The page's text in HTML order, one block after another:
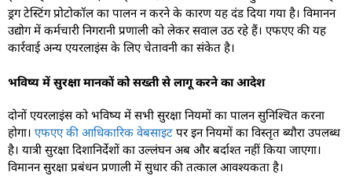
ड्रग टेस्टिंग प्रोटोकॉल का पालन न करने के कारण यह दंड दिया गया है। विमानन
उद्योग में कर्मचारी निगरानी प्रणाली को लेकर सवाल उठ रहे हैं। एफएए की यह
कार्रवाई अन्य एयरलाइंस के लिए चेतावनी का संकेत है।
भविष्य में सुरक्षा मानकों को सख्ती से लागू करने का आदेश
दोनों एयरलाइंस को भविष्य में सभी सुरक्षा नियमों का पालन सुनिश्चित करना
होगा। एफएए की आधिकारिक वेबसाइट पर इन नियमों का विस्तृत ब्यौरा उपलब्ध
है। यात्री सुरक्षा दिशानिर्देशों का उल्लंघन अब और बर्दाश्त नहीं किया जाएगा।
विमानन सुरक्षा प्रबंधन प्रणाली में सुधार की तत्काल आवश्यकता है।